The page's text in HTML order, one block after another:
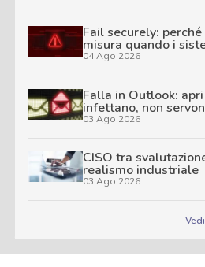
Fail securely:
misura quando i
04 Ago 2026
Falla in Outlook:
infettano, non
03 Ago 2026
CISO tra
realismo industriale
03 Ago 2026